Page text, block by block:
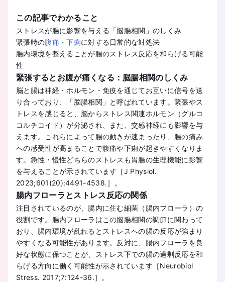
この記事でわかること
ストレスが腸に影響を与える「脳腸相関」のしくみ
緊張時の腹痛 ・下痢に対する日常的な対処法
腸内環境を整えることが腸のストレス反応を和らげる可能
性
緊張するとお腹が痛くなる：脳腸相関のしくみ
脳と腸は神経・ホルモン・免疫を通じてお互いに信号を送
り合っており、「脳腸相関」と呼ばれています。緊張やス
トレスを感じると、脳からストレス関連ホルモン（グルコ
コルチコイド）が分泌され、また、交感神経にも影響を与
えます。これらによって腸の動きが速まったり、腸の痛み
への感受性が高まることで腹痛や下痢が起きやすくなりま
す。急性・慢性どちらのストレスも胃腸の生理機能に影響
を与えることが示されています［J Physiol.
2023;601(20):4491-4538.］。
腸内フローラとストレス反応の関係
注目されているのが、腸内に住む細菌（腸内フローラ）の
役割です。腸内フローラはこの脳腸相関の調節に関わって
おり、腸内環境が乱れるとストレスへの腸の反応が強まり
やすくなる可能性があります。反対に、腸内フローラを良
好な状態に保つことが、ストレス下での腸の過剰反応を和
らげる方向に働く可能性が示されています［Neurobiol
Stress. 2017;7:124-36.］。